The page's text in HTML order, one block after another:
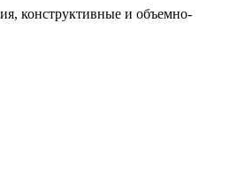
конструктивные и объемно-